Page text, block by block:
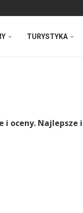
TURYSTYKA
i oceny. Najlepsze i